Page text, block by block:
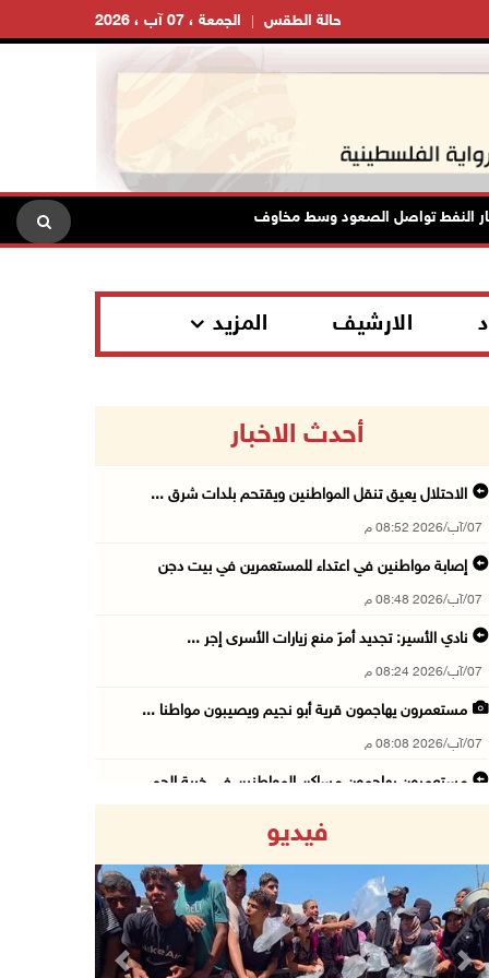
الجمعة ، 07 آب ، 2026 حالة الطقس
تواصل الصعود وسط مخاوف بشأن مستقبل الملاحة في هرمز
الارشيف المزيد
أحدث الاخبار
الاحتلال يعيق تنقل المواطنين ويقتحم بلدات شرق ...
07/آب/2026 08:52 م
إصابة مواطنين في اعتداء للمستعمرين في بيت دجن
07/آب/2026 08:48 م
نادي الأسير: تجديد أمرَ منع زيارات الأسرى إجر ...
07/آب/2026 08:24 م
مستعمرون يهاجمون قرية أبو نجيم ويصيبون مواطنا ...
07/آب/2026 08:08 م
مستعمرون يهاجمون مساكن المواطنين في خربة الحم ...
07/آب/2026 06:26 م
الرئاسة ترحب بإطلاق السعودية التحالف البحري ا ...
07/آب/2026 06:17 م
فيديو
Previous Next